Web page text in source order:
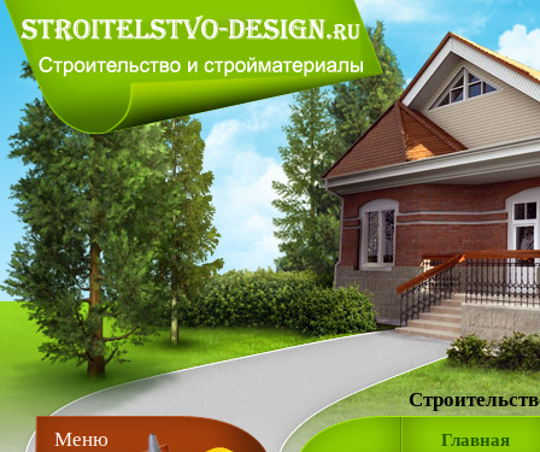
Главная
Меню